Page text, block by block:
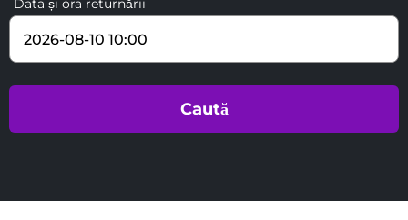
Data și ora returnării